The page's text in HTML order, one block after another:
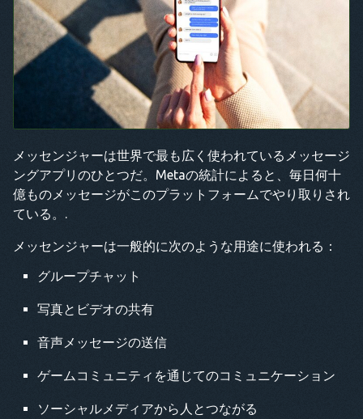
メッセンジャーは世界で最も広く使われているメッセージ
ングアプリのひとつだ。Metaの統計によると、毎日何十
億ものメッセージがこのプラットフォームでやり取りされ
ている。.
メッセンジャーは一般的に次のような用途に使われる：
グループチャット
写真とビデオの共有
音声メッセージの送信
ゲームコミュニティを通じてのコミュニケーション
ソーシャルメディアから人とつながる